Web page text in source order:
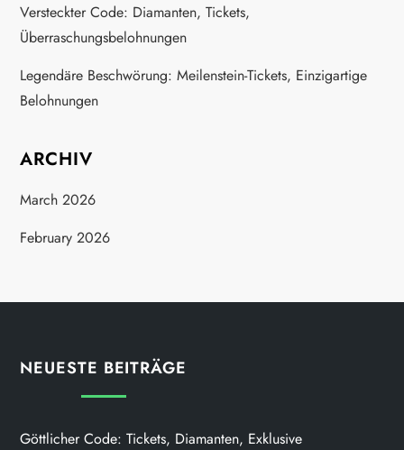
Versteckter Code: Diamanten, Tickets,
Überraschungsbelohnungen
Legendäre Beschwörung: Meilenstein-Tickets, Einzigartige
Belohnungen
ARCHIV
March 2026
February 2026
NEUESTE BEITRÄGE
Göttlicher Code: Tickets, Diamanten, Exklusive